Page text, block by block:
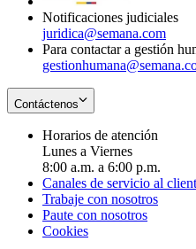
Notificaciones judiciales
juridica@semana.com
Para contactar a gestión
Contáctenos
Horarios de atención
Lunes a Viernes
8:00 a.m. a 6:00 p.m.
Canales de servicio al
Trabaje con nosotros
Paute con nosotros
Cookies